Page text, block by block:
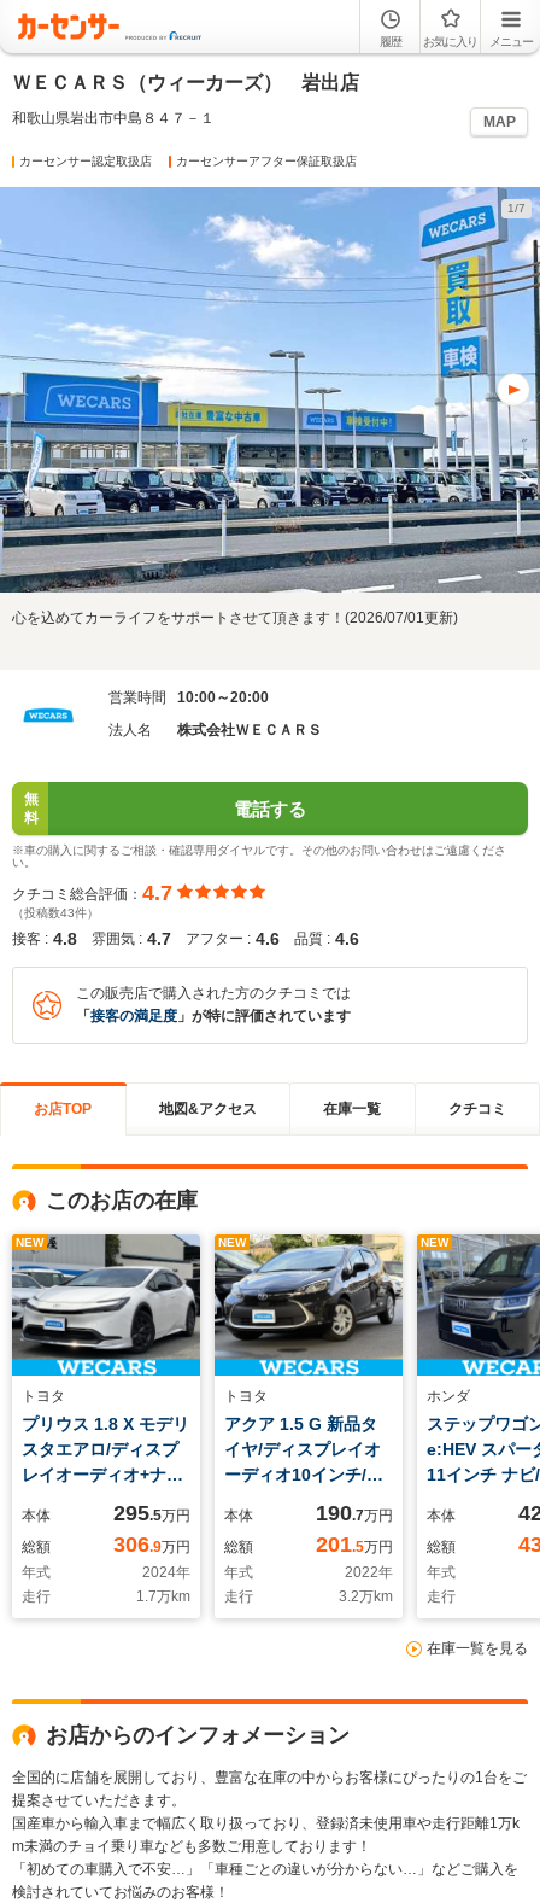
履歴 お気に入り メニュー
ＷＥＣＡＲＳ（ウィーカーズ） 岩出店
和歌山県岩出市中島８４７－１ MAP
カーセンサー認定取扱店 カーセンサーアフター保証取扱店
1/7
心を込めてカーライフをサポートさせて頂きます！(2026/07/01更新)
営業時間
10:00～20:00
法人名
株式会社ＷＥＣＡＲＳ
無
料
電話する
※車の購入に関するご相談・確認専用ダイヤルです。その他のお問い合わせはご遠慮くださ
い。
クチコミ総合評価： 4.7
（投稿数43件）
接客 : 4.8 雰囲気 : 4.7 アフター : 4.6 品質 : 4.6
この販売店で購入された方のクチコミでは
「 接客の満足度 」が特に評価されています
お店TOP 地図&アクセス 在庫一覧 クチコミ
このお店の在庫
NEW
トヨタ
プリウス 1.8 X モデリ
スタエアロ/ディスプ
レイオーディオ+ナビ/
ー/衝突安全装置/車線
逸脱防止支援システ
ム/ドライブレコーダ
ー 社外/ヘッドランプ
LED/USBジャック
本体 295.5万円
総額
306.9万円
年式
2024年
走行
1.7万km
NEW
トヨタ
アクア 1.5 G 新品タ
イヤ/ディスプレイオ
ーディオ10インチ/衝
防止支援システム/ド
ライブレコーダー 社
外/ヘッドランプ
LED/Bluetooth接
続/ETC2.0
本体 190.7万円
総額
201.5万円
年式
2022年
走行
3.2万km
NEW
ホンダ
ステップワゴ
e:HEV スパー
11インチ ナビ
正 15.6インチ
センシング/両
スライドドア/
ヒーター 前席
脱防止支援シ
シート ハーフ
本体
総額
年式
走行
在庫一覧を見る
お店からのインフォメーション
全国的に店舗を展開しており、豊富な在庫の中からお客様にぴったりの1台をご
提案させていただきます。
国産車から輸入車まで幅広く取り扱っており、登録済未使用車や走行距離1万k
m未満のチョイ乗り車なども多数ご用意しております！
「初めての車購入で不安…」「車種ごとの違いが分からない…」などご購入を
検討されていてお悩みのお客様！